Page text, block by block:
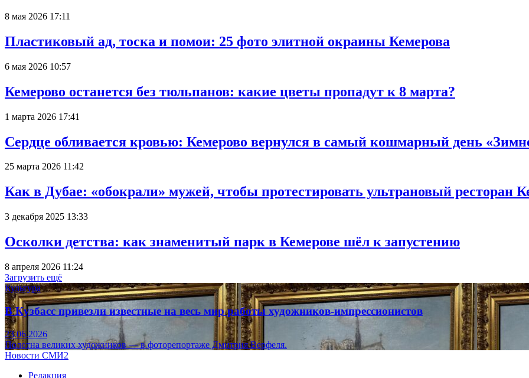
8 мая 2026 17:11
Пластиковый ад, тоска и помои: 25 фото элитной окраины Кемерова
6 мая 2026 10:57
Кемерово останется без тюльпанов: какие цветы пропадут к 8 марта?
1 марта 2026 17:41
Сердце обливается кровью: Кемерово вернулся в самый кошмарный день
25 марта 2026 11:42
Как в Дубае: «обокрали» мужей, чтобы протестировать ультрановый ресторан
3 декабря 2025 13:33
Осколки детства: как знаменитый парк в Кемерове шёл к запустению
8 апреля 2026 11:24
Загрузить ещё
Культура
В Кузбасс привезли известные на весь мир работы художников-импрессионистов
23.06.2026
Полотна великих художников — в фоторепортаже Дмитрия Верфеля.
Новости СМИ2
Редакция